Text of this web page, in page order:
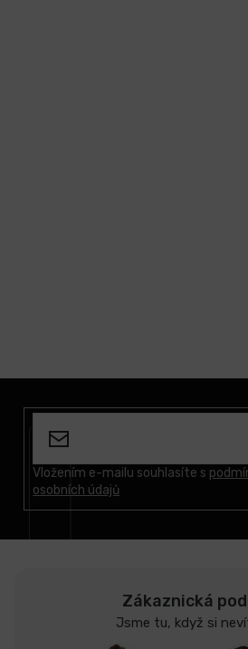
Vložením e-mailu souhlasíte s
osobních údajů
Zákaznická
Jsme tu, když si